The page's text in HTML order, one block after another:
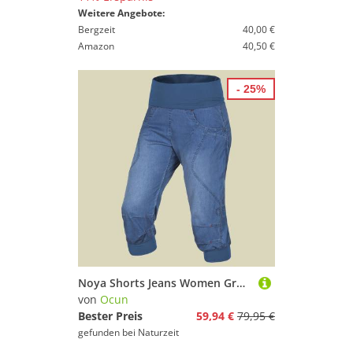
Weitere Angebote:
Bergzeit
40,00 €
Amazon
40,50 €
Noya Shorts Jeans Women Größe L Farbe middle blue
von Ocun
Bester Preis
59,94 € 79,95 €
gefunden bei Naturzeit
- 25%